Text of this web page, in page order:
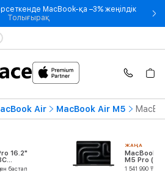
MacBook-қа –3% жеңілдік
Толығырақ- Студенттік билетті
Air MacBook Air M5
16.2"
бастап
ЖАҢА
MacBook
M5 Pro
CPU/16C
1 541 990 ₸ -